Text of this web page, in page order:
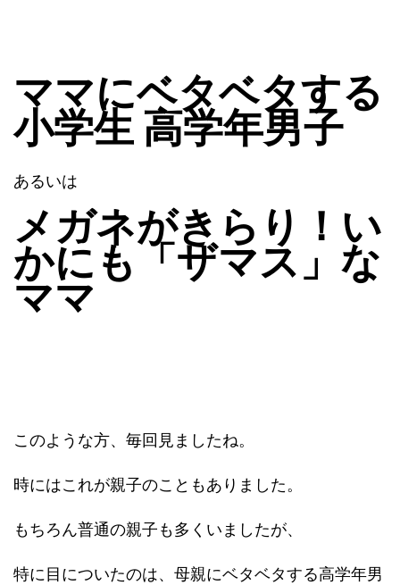
ママにベタベタする
小学生 高学年男子
あるいは
メガネがきらり！い
かにも「ザマス」な
ママ
このような方、毎回見ましたね。
時にはこれが親子のこともありました。
もちろん普通の親子も多くいましたが、
特に目についたのは、母親にベタベタする高学年男